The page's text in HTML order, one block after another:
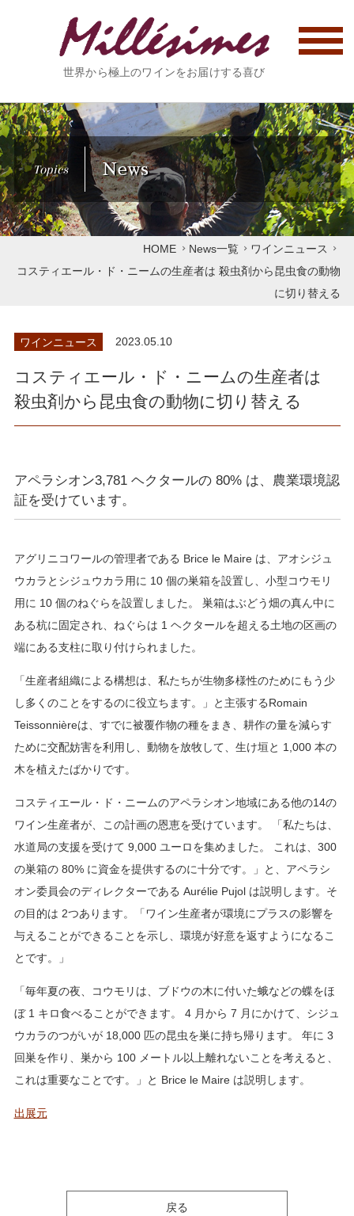
世界から極上のワインをお届けする喜び
Topics News
HOME News一覧
ワインニュース
コスティエール・ド・ニームの生産者は 殺虫剤から昆虫食の動物
に切り替える
ワインニュース 2023.05.10
コスティエール・ド・ニームの生産者は
殺虫剤から昆虫食の動物に切り替える
アペラシオン3,781 ヘクタールの 80% は、農業環境認
証を受けています。
アグリニコワールの管理者である Brice le Maire は、アオシジュ
ウカラとシジュウカラ用に 10 個の巣箱を設置し、小型コウモリ
用に 10 個のねぐらを設置しました。 巣箱はぶどう畑の真ん中に
ある杭に固定され、ねぐらは 1 ヘクタールを超える土地の区画の
端にある支柱に取り付けられました。
「生産者組織による構想は、私たちが生物多様性のためにもう少
し多くのことをするのに役立ちます。」と主張するRomain
Teissonnièreは、すでに被覆作物の種をまき、耕作の量を減らす
ために交配妨害を利用し、動物を放牧して、生け垣と 1,000 本の
木を植えたばかりです。
コスティエール・ド・ニームのアペラシオン地域にある他の14の
ワイン生産者が、この計画の恩恵を受けています。 「私たちは、
水道局の支援を受けて 9,000 ユーロを集めました。 これは、300
の巣箱の 80% に資金を提供するのに十分です。」と、アペラシ
オン委員会のディレクターである Aurélie Pujol は説明します。そ
の目的は 2つあります。「ワイン生産者が環境にプラスの影響を
与えることができることを示し、環境が好意を返すようになるこ
とです。」
「毎年夏の夜、コウモリは、ブドウの木に付いた蛾などの蝶をほ
ぼ 1 キロ食べることができます。 4 月から 7 月にかけて、シジュ
ウカラのつがいが 18,000 匹の昆虫を巣に持ち帰ります。 年に 3
回巣を作り、巣から 100 メートル以上離れないことを考えると、
これは重要なことです。」と Brice le Maire は説明します。
出展元
戻る